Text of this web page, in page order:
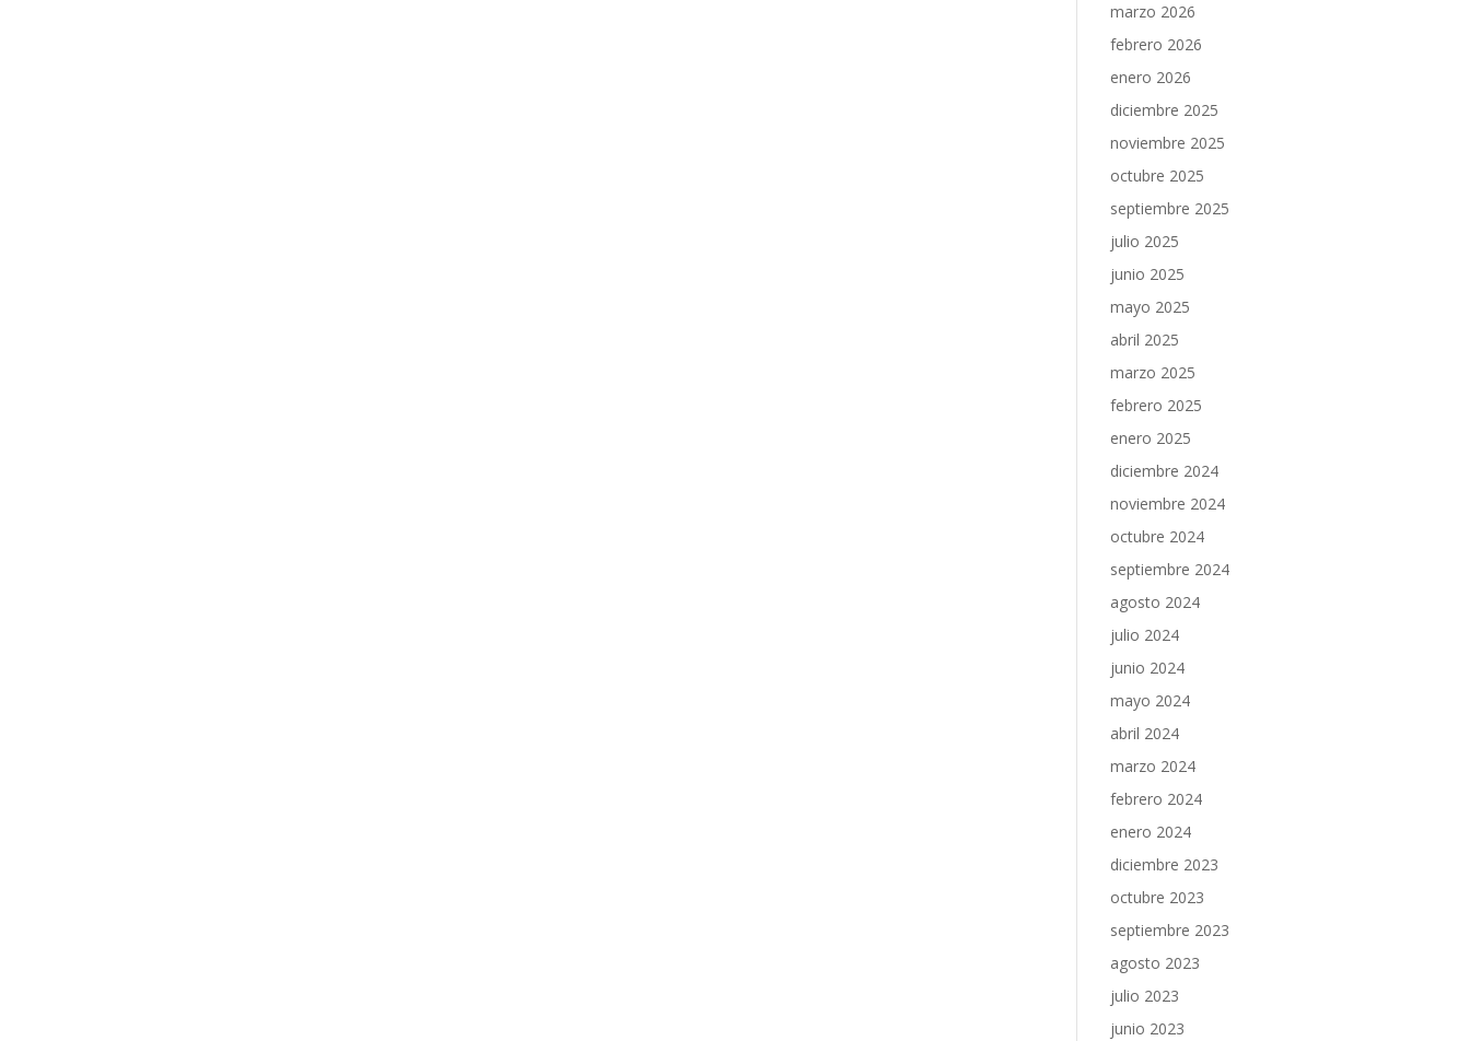
marzo 2026
febrero 2026
enero 2026
diciembre 2025
noviembre 2025
octubre 2025
septiembre 2025
julio 2025
junio 2025
mayo 2025
abril 2025
marzo 2025
febrero 2025
enero 2025
diciembre 2024
noviembre 2024
octubre 2024
septiembre 2024
agosto 2024
julio 2024
junio 2024
mayo 2024
abril 2024
marzo 2024
febrero 2024
enero 2024
diciembre 2023
octubre 2023
septiembre 2023
agosto 2023
julio 2023
junio 2023